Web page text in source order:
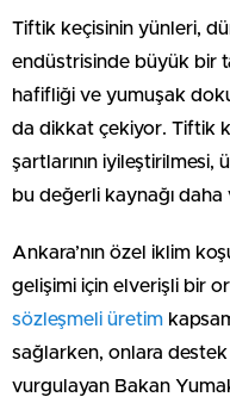
Tiftik keçisinin yünleri,
endüstrisinde büyük bir
hafifliği ve yumuşak
da dikkat çekiyor. Tiftik
şartlarının
bu değerli kaynağı
Ankara’nın özel iklim
gelişimi için elverişli bir
sözleşmeli üretim
sağlarken, onlara
vurgulayan Bakan